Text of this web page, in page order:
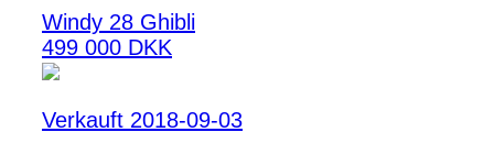
Windy 28 Ghibli
499 000 DKK
Verkauft 2018-09-03